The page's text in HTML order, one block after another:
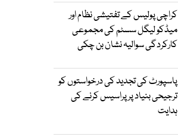
کراچی پولیس کے تفتیشی نظام اور
میڈکو لیگل سسٹم کی مجموعی
کارکردگی سوالیہ نشان بن چکی
پاسپورٹ کی تجدید کی درخواستوں کو
ترجیحی بنیاد پر پراسیس کرنے کی
ہدایت